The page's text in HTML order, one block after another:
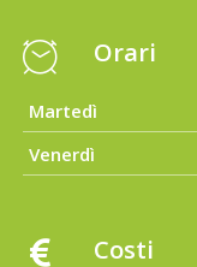
Orari
Martedì
Venerdì
Costi